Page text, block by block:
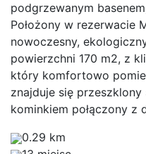
podgrzewanym
Położony w rezerwacie
nowoczesny,
powierzchni 170 m2, z
który komfortowo
znajduje się
kominkiem połączony z
0.29 km